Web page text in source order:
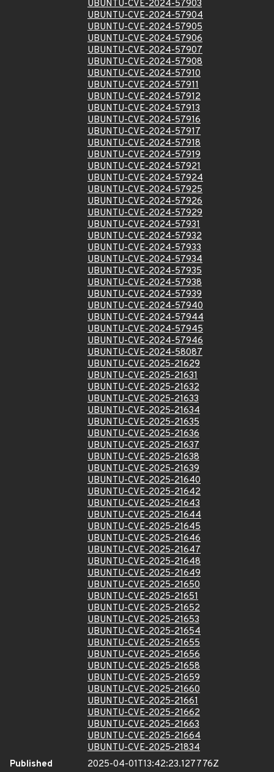
UBUNTU-CVE-2024-57903
UBUNTU-CVE-2024-57904
UBUNTU-CVE-2024-57905
UBUNTU-CVE-2024-57906
UBUNTU-CVE-2024-57907
UBUNTU-CVE-2024-57908
UBUNTU-CVE-2024-57910
UBUNTU-CVE-2024-57911
UBUNTU-CVE-2024-57912
UBUNTU-CVE-2024-57913
UBUNTU-CVE-2024-57916
UBUNTU-CVE-2024-57917
UBUNTU-CVE-2024-57918
UBUNTU-CVE-2024-57919
UBUNTU-CVE-2024-57921
UBUNTU-CVE-2024-57924
UBUNTU-CVE-2024-57925
UBUNTU-CVE-2024-57926
UBUNTU-CVE-2024-57929
UBUNTU-CVE-2024-57931
UBUNTU-CVE-2024-57932
UBUNTU-CVE-2024-57933
UBUNTU-CVE-2024-57934
UBUNTU-CVE-2024-57935
UBUNTU-CVE-2024-57938
UBUNTU-CVE-2024-57939
UBUNTU-CVE-2024-57940
UBUNTU-CVE-2024-57944
UBUNTU-CVE-2024-57945
UBUNTU-CVE-2024-57946
UBUNTU-CVE-2024-58087
UBUNTU-CVE-2025-21629
UBUNTU-CVE-2025-21631
UBUNTU-CVE-2025-21632
UBUNTU-CVE-2025-21633
UBUNTU-CVE-2025-21634
UBUNTU-CVE-2025-21635
UBUNTU-CVE-2025-21636
UBUNTU-CVE-2025-21637
UBUNTU-CVE-2025-21638
UBUNTU-CVE-2025-21639
UBUNTU-CVE-2025-21640
UBUNTU-CVE-2025-21642
UBUNTU-CVE-2025-21643
UBUNTU-CVE-2025-21644
UBUNTU-CVE-2025-21645
UBUNTU-CVE-2025-21646
UBUNTU-CVE-2025-21647
UBUNTU-CVE-2025-21648
UBUNTU-CVE-2025-21649
UBUNTU-CVE-2025-21650
UBUNTU-CVE-2025-21651
UBUNTU-CVE-2025-21652
UBUNTU-CVE-2025-21653
UBUNTU-CVE-2025-21654
UBUNTU-CVE-2025-21655
UBUNTU-CVE-2025-21656
UBUNTU-CVE-2025-21658
UBUNTU-CVE-2025-21659
UBUNTU-CVE-2025-21660
UBUNTU-CVE-2025-21661
UBUNTU-CVE-2025-21662
UBUNTU-CVE-2025-21663
UBUNTU-CVE-2025-21664
UBUNTU-CVE-2025-21834
Published
2025-04-01T13:42:23.127776Z